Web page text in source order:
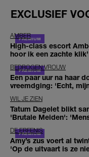
EXCLUSIEF
AMBER
High-class escort
hoor ik een zachte klik’
BEDROGEN VROUW
Een paar uur na haar
vreemdging: 'Echt,
WIL JE ZIEN
Tatum Dagelet blikt
'Brutale Meiden':
DE ERFENIS
Amy’s zus voert al
'Op de uitvaart is ze